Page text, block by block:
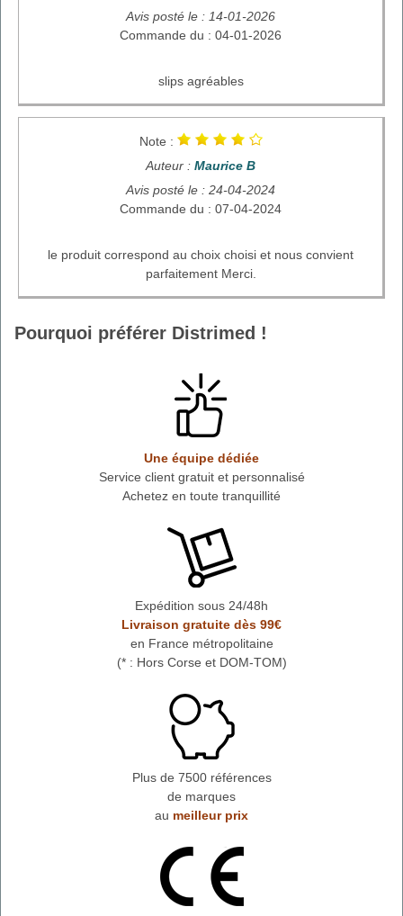
Avis posté le : 14-01-2026
Commande du : 04-01-2026
slips agréables
Note :
Auteur : Maurice B
Avis posté le : 24-04-2024
Commande du : 07-04-2024
le produit correspond au choix choisi et nous convient
parfaitement Merci.
Pourquoi préférer Distrimed !
Une équipe dédiée
Service client gratuit et personnalisé
Achetez en toute tranquillité
Expédition sous 24/48h
Livraison gratuite dès 99€
en France métropolitaine
(* : Hors Corse et DOM-TOM)
Plus de 7500 références
de marques
au meilleur prix